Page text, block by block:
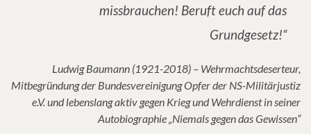
missbrauchen! Beruft euch auf das
Grundgesetz!“
Ludwig Baumann (1921-2018) – Wehrmachtsdeserteur,
Mitbegründung der Bundesvereinigung Opfer der NS-Militärjustiz
e.V. und lebenslang aktiv gegen Krieg und Wehrdienst in seiner
Autobiographie „Niemals gegen das Gewissen“